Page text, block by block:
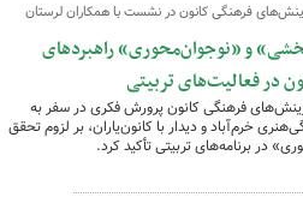
فرهنگی کانون در نشست با همکاران لرستان
و «نوجوان‌محوری» راهبردهای
در فعالیت‌های تربیتی
فرهنگی کانون پرورش فکری در سفر به
خرم‌آباد و دیدار با کانون‌یاران، بر لزوم تحقق
در برنامه‌های تربیتی تأکید کرد.